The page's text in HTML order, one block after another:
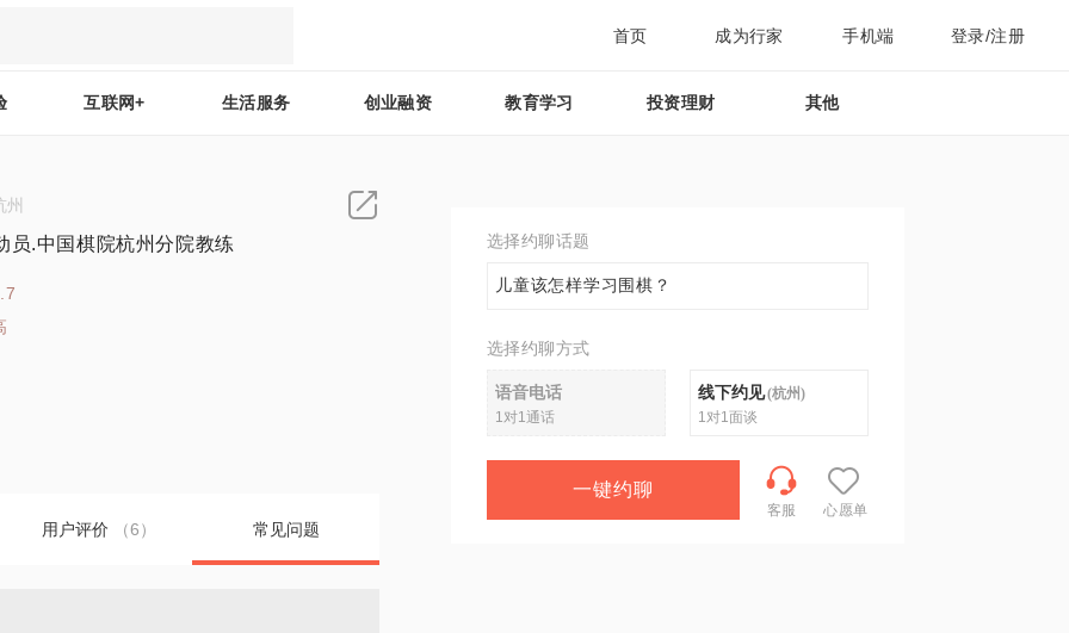
首页 成为行家 手机端 登录/注册
互联网+ 生活服务 创业融资 教育学习 投资理财 其他
州
员.中国棋院杭州分院教练
用户评价 （6） 常见问题
选择约聊话题
儿童该怎样学习围棋？
选择约聊方式
语音电话
1对1通话
线下约见(杭州)
1对1面谈
一键约聊
客服 心愿单